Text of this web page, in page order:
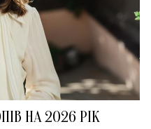
НА 2026 РІК